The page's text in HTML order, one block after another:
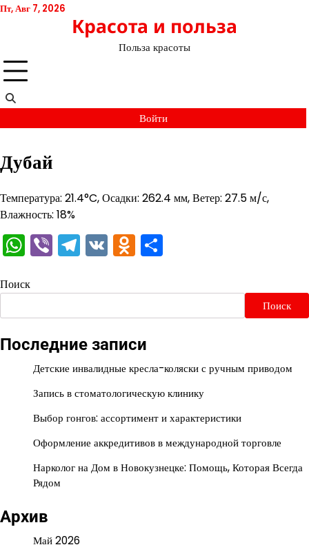
Перейти
Пт, Авг 7, 2026
Красота и польза
Польза красоты
Войти
Дубай
Температура: 21.4°C, Осадки: 262.4 мм, Ветер: 27.5 м/с,
Влажность: 18%
WhatsApp
ViberTelegram
VKOdnoklassniki
Поиск
Поиск
Последние записи
Детские инвалидные кресла-коляски с ручным приводом
Запись в стоматологическую клинику
Выбор гонгов: ассортимент и характеристики
Оформление аккредитивов в международной торговле
Нарколог на Дом в Новокузнецке: Помощь, Которая Всегда
Рядом
Архив
Май 2026